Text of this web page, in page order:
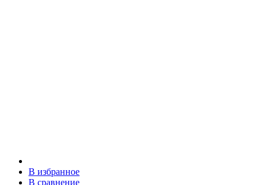
В избранное
В сравнение